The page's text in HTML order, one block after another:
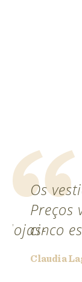
lojas-
Os
Preços
cinco
Claudia